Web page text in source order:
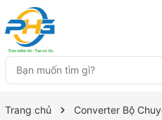
Trang chủ Converter Bộ